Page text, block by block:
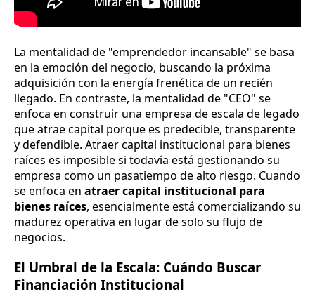
La mentalidad de "emprendedor incansable" se basa
en la emoción del negocio, buscando la próxima
adquisición con la energía frenética de un recién
llegado. En contraste, la mentalidad de "CEO" se
enfoca en construir una empresa de escala de legado
que atrae capital porque es predecible, transparente
y defendible. Atraer capital institucional para bienes
raíces es imposible si todavía está gestionando su
empresa como un pasatiempo de alto riesgo. Cuando
se enfoca en atraer capital institucional para
bienes raíces, esencialmente está comercializando su
madurez operativa en lugar de solo su flujo de
negocios.
El Umbral de la Escala: Cuándo Buscar
Financiación Institucional